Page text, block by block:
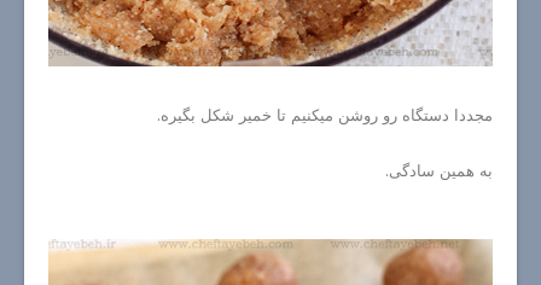
مجددا دستگاه رو روشن میکنیم تا خمیر شکل بگیره.
به همین سادگی.